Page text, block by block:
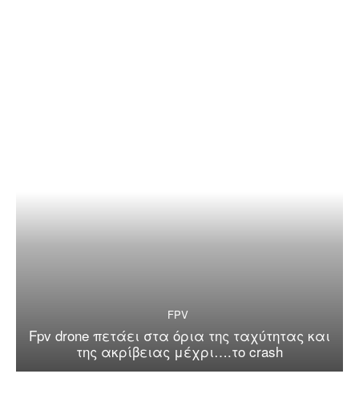
FPV
Fpv drone πετάει στα όρια της ταχύτητας και
της ακρίβειας μέχρι….το crash